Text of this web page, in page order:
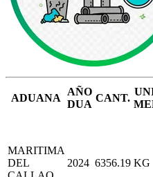
ADUANA
AÑO
DUA
CANT.
MARITIMA
DEL
2024 6356.19 KG